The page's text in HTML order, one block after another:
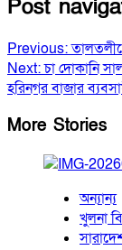
Post
Previous:
Next:চা দোকানি
হরিনগর বাজার
More Stories
অন্যান্য
খুলনা